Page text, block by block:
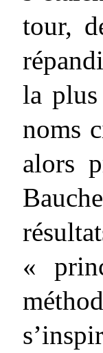
tour,
la plus
noms
alors
«